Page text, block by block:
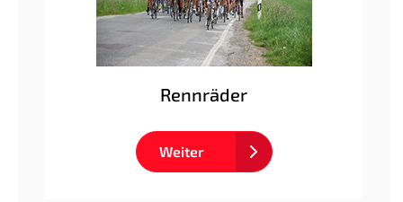
Rennräder
Weiter